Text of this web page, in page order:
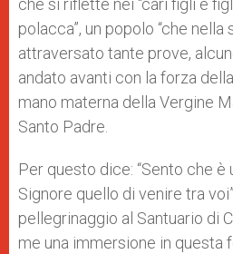
che si riflette nei “cari figli e
polacca”, un popolo “che nella
attraversato tante prove,
andato avanti con la forza
mano materna della Vergine
Santo Padre.
Per questo dice: “Sento che è
Signore quello di venire tra
pellegrinaggio al Santuario di
me una immersione in questa